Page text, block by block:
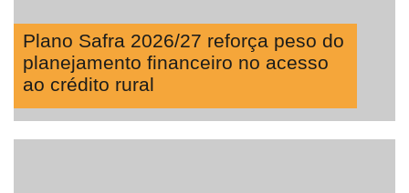
Plano Safra 2026/27 reforça peso do
planejamento financeiro no acesso
ao crédito rural